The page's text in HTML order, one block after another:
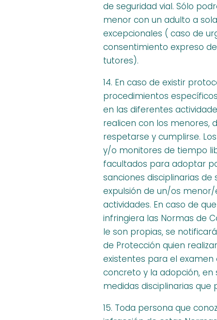
de seguridad vial. Sólo
menor con un adulto a
excepcionales ( caso de
consentimiento expreso
tutores).
14. En caso de existir
procedimientos
en las diferentes
realicen con los menores,
respetarse y cumplirse.
y/o monitores de tiempo
facultados para adoptar
sanciones disciplinarias de
expulsión de un/os menor/
actividades. En caso de
infringiera las Normas de
le son propias, se
de Protección quien
existentes para el examen
concreto y la adopción, en
medidas disciplinarias que
15. Toda persona que